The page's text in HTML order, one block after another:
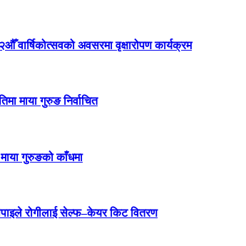
वार्षिकोत्सवको अवसरमा वृक्षारोपण कार्यक्रम
माया गुरुङ निर्वाचित
गुरुङको काँधमा
रोगीलाई सेल्फ–केयर किट वितरण